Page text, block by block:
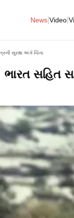
News Video
સુરક્ષા અંગે ચિંતા
સહિત